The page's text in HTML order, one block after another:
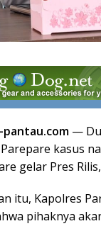
pantau.com —
kasus
gelar Pres
itu, Kapolres
pihaknya